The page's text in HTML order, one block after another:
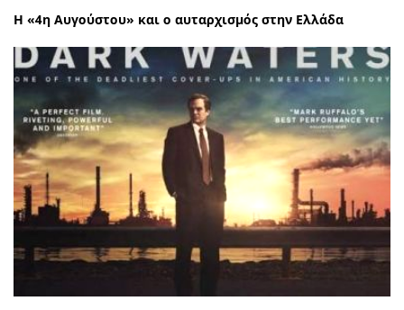
Η «4η Αυγούστου» και ο αυταρχισμός στην Ελλάδα